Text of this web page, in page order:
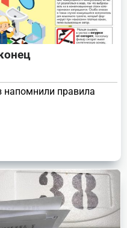
напомнили правила